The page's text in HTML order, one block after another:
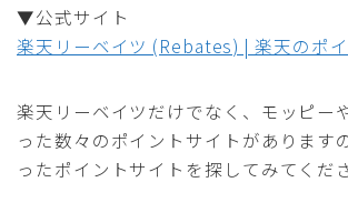
▼公式サイト
楽天リーベイツ (Rebates) | 楽天のポ
楽天リーベイツだけでなく、モッピー
った数々のポイントサイトがあります
ったポイントサイトを探してみてくだ